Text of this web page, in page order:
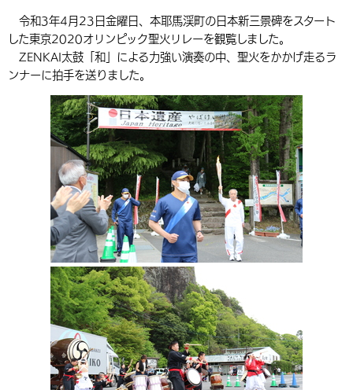
英語（English） 中国語（簡体字）
中国語（繁体字）
組織案内
税金 住宅・インフラ
環境・衛生 生涯学習・スポーツ・人権
農林水産業 税金
都市整備
施設情報 子どもを預ける
手当・助成 健康・医療
相談・支援・情報 計画・施策
観光・移住
観光なび スポットを探す
遊ぶ・体験する グルメ・食べる
買う・おみやげ 四季のイベント・祭り
移住・定住
市政情報
中津市について 市役所の紹介
地方創生・地域活性化 広報・広聴
行政・計画
令和3年4月23日金曜日、本耶馬渓町の日本新三景碑をスタート
した東京2020オリンピック聖火リレーを観覧しました。
ZENKAI太鼓「和」による力強い演奏の中、聖火をかかげ走るラ
ンナーに拍手を送りました。